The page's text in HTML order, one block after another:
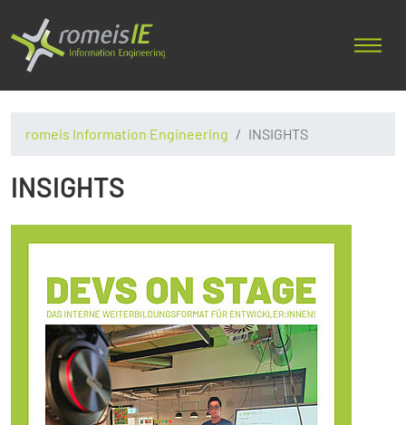
romeis Information Engineering INSIGHTS
INSIGHTS